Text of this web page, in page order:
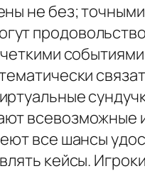
не без;
всевозможные
все шансы
кейсы.